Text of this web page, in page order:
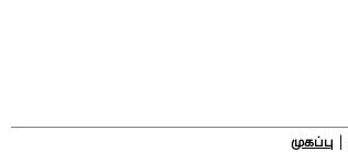
முகப்பு